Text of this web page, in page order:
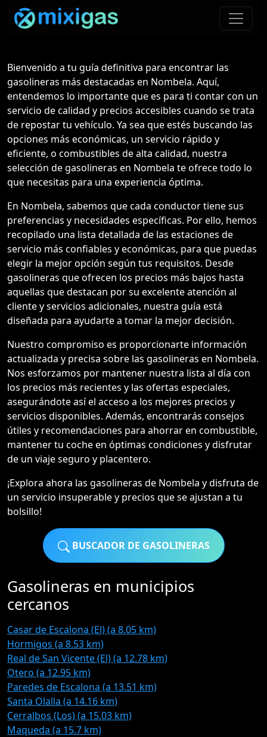
Bienvenido a tu guía definitiva para encontrar las
gasolineras más destacadas en Nombela. Aquí,
entendemos lo importante que es para ti contar con un
servicio de calidad y precios accesibles cuando se trata
de repostar tu vehículo. Ya sea que estés buscando las
opciones más económicas, un servicio rápido y
eficiente, o combustibles de alta calidad, nuestra
selección de gasolineras en Nombela te ofrece todo lo
que necesitas para una experiencia óptima.
En Nombela, sabemos que cada conductor tiene sus
preferencias y necesidades específicas. Por ello, hemos
recopilado una lista detallada de las estaciones de
servicio más confiables y económicas, para que puedas
elegir la mejor opción según tus requisitos. Desde
gasolineras que ofrecen los precios más bajos hasta
aquellas que destacan por su excelente atención al
cliente y servicios adicionales, nuestra guía está
diseñada para ayudarte a tomar la mejor decisión.
Nuestro compromiso es proporcionarte información
actualizada y precisa sobre las gasolineras en Nombela.
Nos esforzamos por mantener nuestra lista al día con
los precios más recientes y las ofertas especiales,
asegurándote así el acceso a los mejores precios y
servicios disponibles. Además, encontrarás consejos
útiles y recomendaciones para ahorrar en combustible,
mantener tu coche en óptimas condiciones y disfrutar
de un viaje seguro y placentero.
¡Explora ahora las gasolineras de Nombela y disfruta de
un servicio insuperable y precios que se ajustan a tu
bolsillo!
BUSCADOR DE GASOLINERAS
Gasolineras en municipios
cercanos
Casar de Escalona (El) (a 8.05 km)
Hormigos (a 8.53 km)
Real de San Vicente (El) (a 12.78 km)
Otero (a 12.95 km)
Paredes de Escalona (a 13.51 km)
Santa Olalla (a 14.16 km)
Cerralbos (Los) (a 15.03 km)
Maqueda (a 15.7 km)